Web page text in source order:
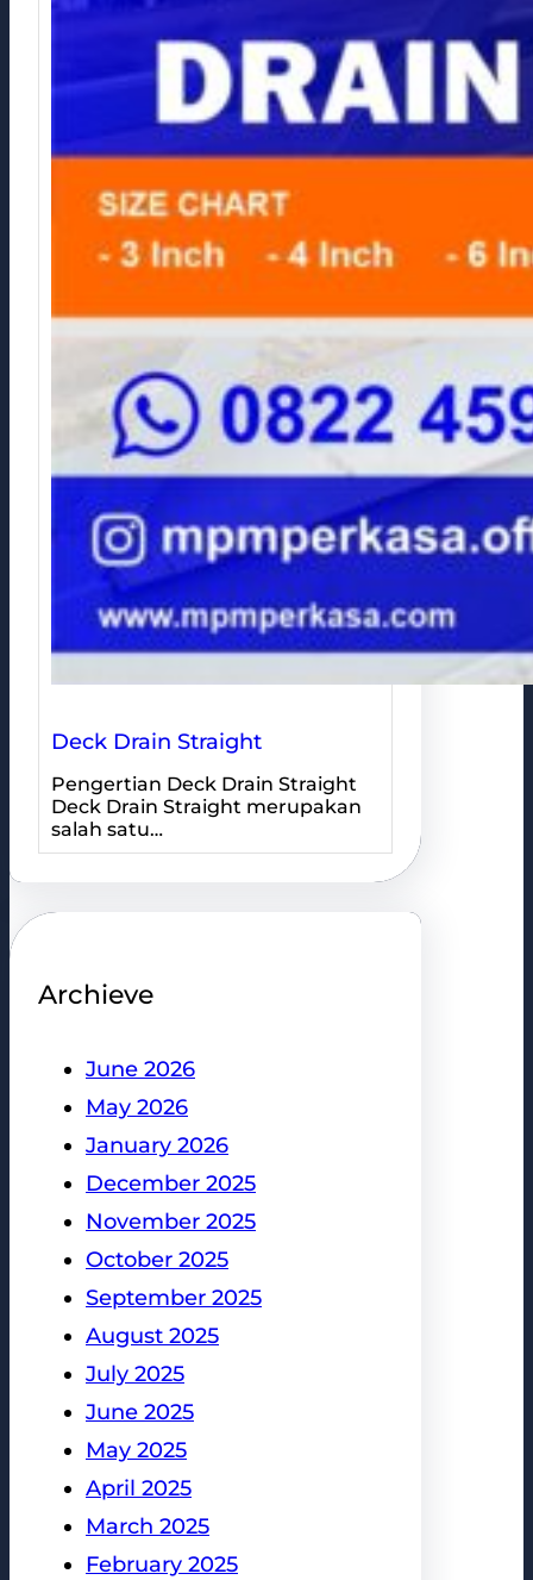
Deck Drain Straight
Pengertian Deck Drain Straight
Deck Drain Straight merupakan
salah satu…
Archieve
June 2026
May 2026
January 2026
December 2025
November 2025
October 2025
September 2025
August 2025
July 2025
June 2025
May 2025
April 2025
March 2025
February 2025